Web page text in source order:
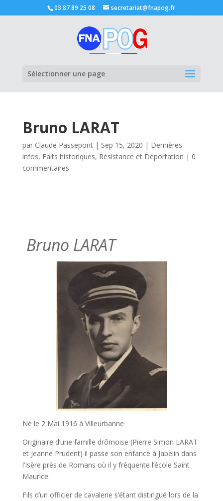
03 87 89 25 08 secretariat@fnapog.fr
Sélectionner une page
Bruno LARAT
par Claude Passepont| Sep 15, 2020 | Dernières
infos, Faits historiques, Résistance et Déportation | 0
commentaires
Bruno LARAT
Né le 2 Mai 1916 à Villeurbanne
Originaire d’une famille drômoise (Pierre Simon LARAT
et Jeanne Prudent) il passe son enfance à Jabelin dans
l’Isère près de Romans où il y fréquente l’école Saint
Maurice.
Fils d’un officier de cavalerie s’étant distingué lors de la